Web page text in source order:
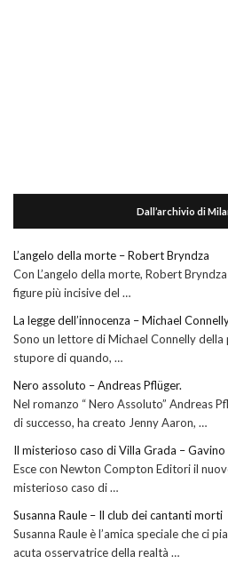
Dall’archivio di
L’angelo della morte – Robert Bryndza
Con L’angelo della morte, Robert
figure più incisive del …
La legge dell’innocenza – Michael
Sono un lettore di Michael Connelly
stupore di quando, …
Nero assoluto – Andreas Pflüger.
Nel romanzo “ Nero Assoluto” Andreas
di successo, ha creato Jenny Aaron, …
Il misterioso caso di Villa Grada – Gavino
Esce con Newton Compton Editori il
misterioso caso di …
Susanna Raule – Il club dei cantanti morti
Susanna Raule è l’amica speciale che ci
acuta osservatrice della realtà …